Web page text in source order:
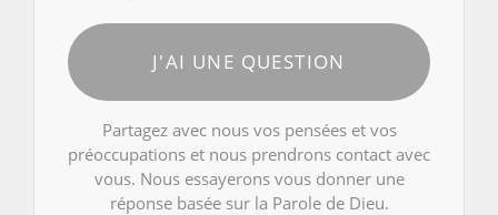
J'AI UNE QUESTION
Partagez avec nous vos pensées et vos
préoccupations et nous prendrons contact avec
vous. Nous essayerons vous donner une
réponse basée sur la Parole de Dieu.